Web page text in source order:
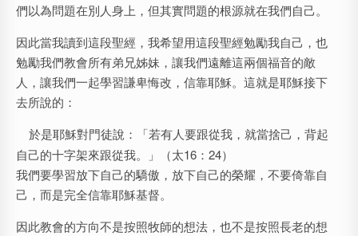
們以為問題在別人身上，但其實問題的根源就在我們自己。
因此當我讀到這段聖經，我希望用這段聖經勉勵我自己，也
勉勵我們教會所有弟兄姊妹，讓我們遠離這兩個福音的敵
人，讓我們一起學習謙卑悔改，信靠耶穌。這就是耶穌接下
去所說的：
於是耶穌對門徒說：「若有人要跟從我，就當捨己，背起
自己的十字架來跟從我。」（太16：24）
我們要學習放下自己的驕傲，放下自己的榮耀，不要倚靠自
己，而是完全信靠耶穌基督。
因此教會的方向不是按照牧師的想法，也不是按照長老的想